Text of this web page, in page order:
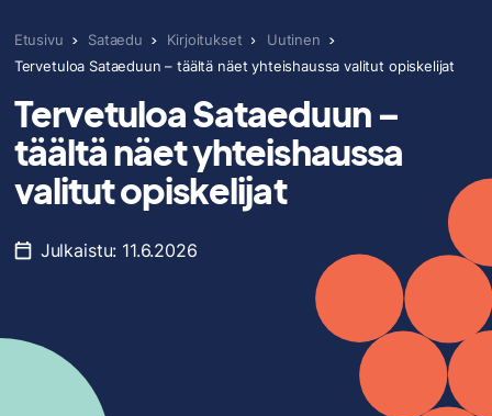
Etusivu Sataedu Kirjoitukset
Uutinen
Tervetuloa Sataeduun – täältä näet yhteishaussa valitut opiskelijat
Tervetuloa Sataeduun –
täältä näet yhteishaussa
valitut opiskelijat
Julkaistu: 11.6.2026